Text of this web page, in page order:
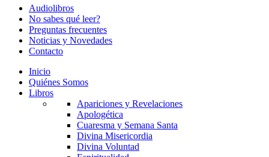
Audiolibros
No sabes qué leer?
Preguntas frecuentes
Noticias y Novedades
Contacto
Inicio
Quiénes Somos
Libros
Apariciones y Revelaciones
Apologética
Cuaresma y Semana Santa
Divina Misericordia
Divina Voluntad